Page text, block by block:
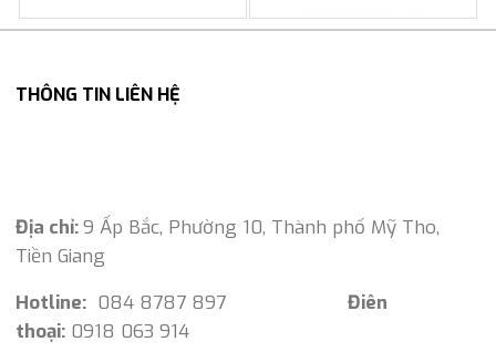
THÔNG TIN LIÊN HỆ
Địa chỉ:9 Ấp Bắc, Phường 10, Thành phố Mỹ Tho,
Tiền Giang
Hotline: 084 8787 897 Điên
thoại: 0918 063 914